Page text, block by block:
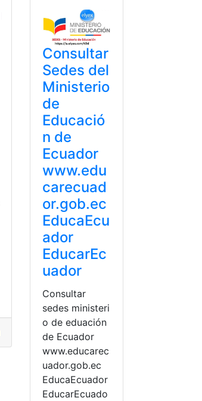
SENESCYT,top2
Consultas, Ecuador,Educación
Consultar
Sedes del
Ministerio
de
Educació
n de
Ecuador
www.edu
carecuad
or.gob.ec
EducaEcu
ador
EducarEc
uador
Consultar
sedes ministeri
o de eduación
de Ecuador
www.educarec
uador.gob.ec
EducaEcuador
EducarEcuado